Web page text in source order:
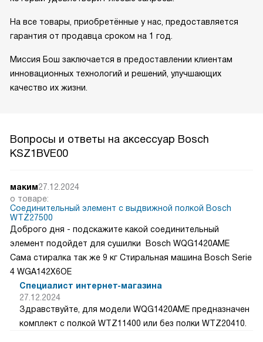
На все товары, приобретённые у нас, предоставляется
гарантия от продавца сроком на 1 год.
Миссия Бош заключается в предоставлении клиентам
инновационных технологий и решений, улучшающих
качество их жизни.
Вопросы и ответы на аксессуар Bosch
KSZ1BVE00
маким27.12.2024
о товаре:
Соединительный элемент с выдвижной полкой Bosch
WTZ27500
Доброго дня - подскажите какой соединительный
элемент подойдет для сушилки Bosch WQG1420AME
Сама стиралка так же 9 кг Стиральная машина Bosch Serie
4 WGA142X6OE
Специалист интернет-магазина
27.12.2024
Здравствуйте, для модели WQG1420AME предназначен
комплект с полкой WTZ11400 или без полки WTZ20410.